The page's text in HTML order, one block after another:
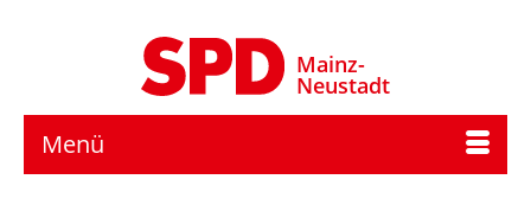
Mainz-
Neustadt
Menü